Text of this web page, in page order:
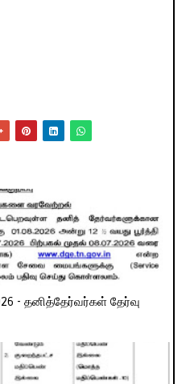
- தனித்தேர்வர்கள் தேர்வு